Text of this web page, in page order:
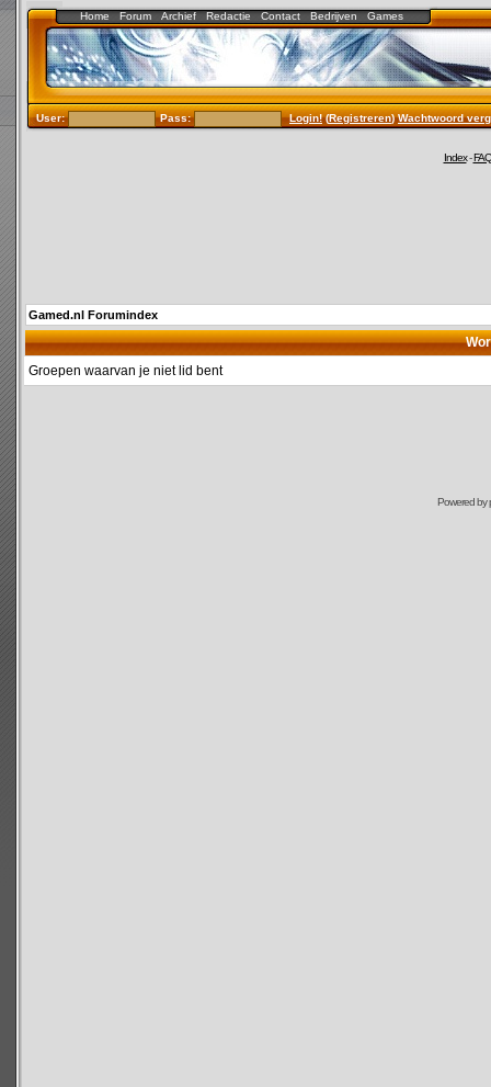
Home Forum Archief Redactie Contact Bedrijven Games
User: Pass: Login!(Registreren)Wachtwoord
Index-FAQ
Gamed.nl Forumindex
Groepen waarvan je niet lid bent
Powered by